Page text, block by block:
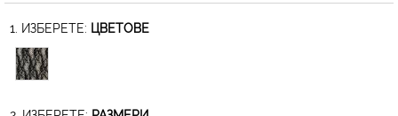
1. ИЗБЕРЕТЕ: ЦВЕТОВЕ